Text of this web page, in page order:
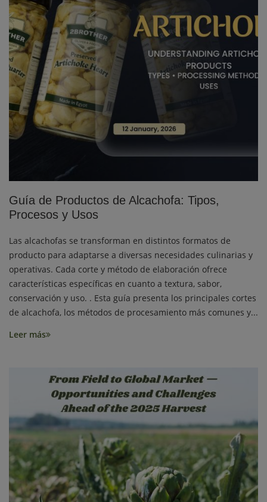
Guía de Productos de Alcachofa: Tipos,
Procesos y Usos
Las alcachofas se transforman en distintos formatos de
producto para adaptarse a diversas necesidades culinarias y
operativas. Cada corte y método de elaboración ofrece
características específicas en cuanto a textura, sabor,
conservación y uso. . Esta guía presenta los principales cortes
de alcachofa, los métodos de procesamiento más comunes y...
Leer más